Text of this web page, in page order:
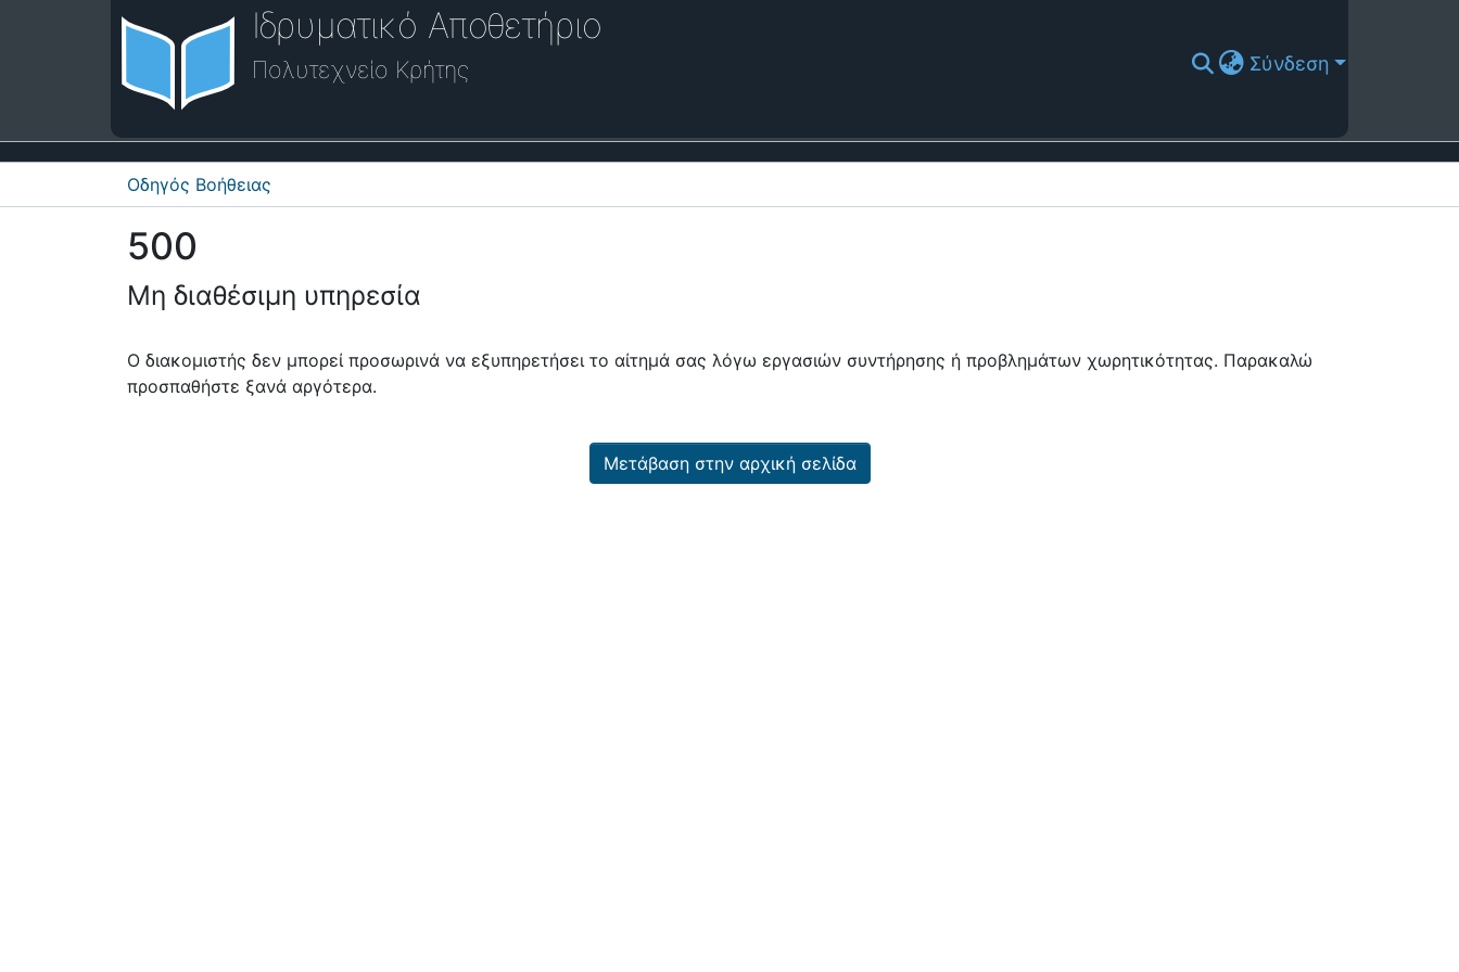
Ιδρυματικό Αποθετήριο
Πολυτεχνείο Κρήτης Σύνδεση
Οδηγός Βοήθειας
500
Μη διαθέσιμη υπηρεσία
Ο διακομιστής δεν μπορεί προσωρινά να εξυπηρετήσει το αίτημά σας λόγω εργασιών συντήρησης ή προβλημάτων χωρητικότητας. Παρακαλώ
προσπαθήστε ξανά αργότερα.
Μετάβαση στην αρχική σελίδα